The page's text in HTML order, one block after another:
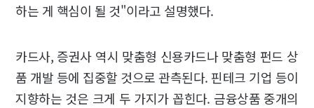
하는 게 핵심이 될 것"이라고 설명했다.
카드사, 증권사 역시 맞춤형 신용카드나 맞춤형 펀드 상
품 개발 등에 집중할 것으로 관측된다. 핀테크 기업 등이
지향하는 것은 크게 두 가지가 꼽힌다. 금융상품 중개의